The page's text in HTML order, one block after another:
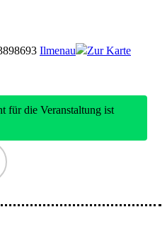
98693 Ilmenau
Zur Karte
für die Veranstaltung ist